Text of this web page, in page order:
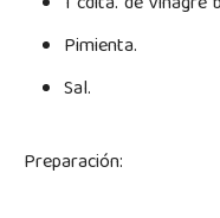
Pimienta.
Sal.
Preparación: